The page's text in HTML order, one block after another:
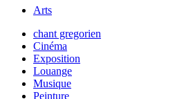
Arts
chant gregorien
Cinéma
Exposition
Louange
Musique
Peinture